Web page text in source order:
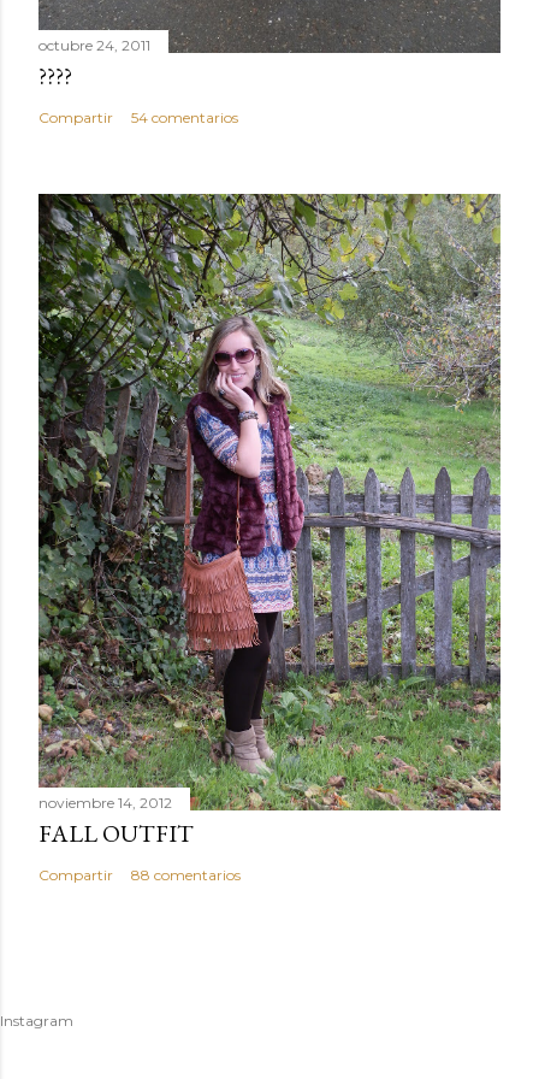
octubre 24, 2011
????
Compartir 54 comentarios
noviembre 14, 2012
FALL OUTFIT
Compartir 88 comentarios
Instagram